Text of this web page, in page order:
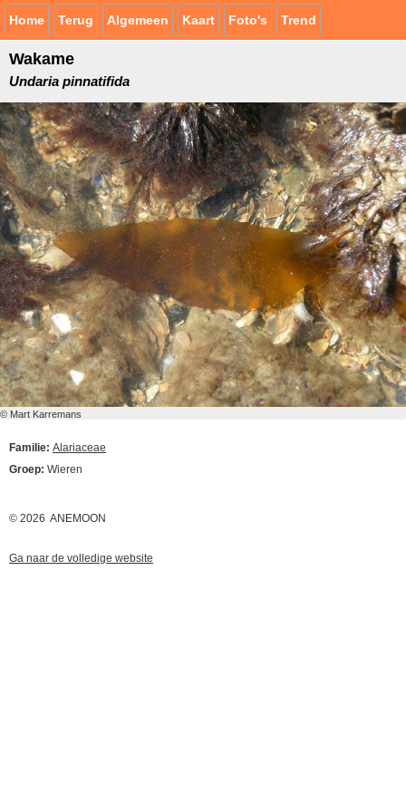
Home Terug Algemeen Kaart Foto's Trend
Wakame
Undaria pinnatifida
© Mart Karremans
Familie: Alariaceae
Groep: Wieren
© 2026 ANEMOON
Ga naar de volledige website